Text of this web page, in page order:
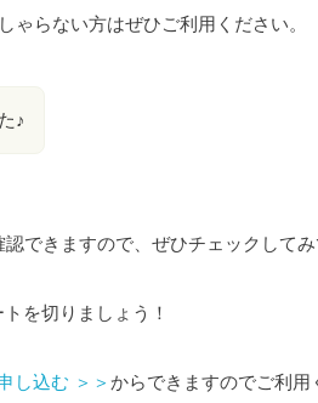
ゃらない方はぜひご利用ください。
♪
認できますので、ぜひチェックしてみ
を切りましょう！
し込む ＞＞からできますのでご利用